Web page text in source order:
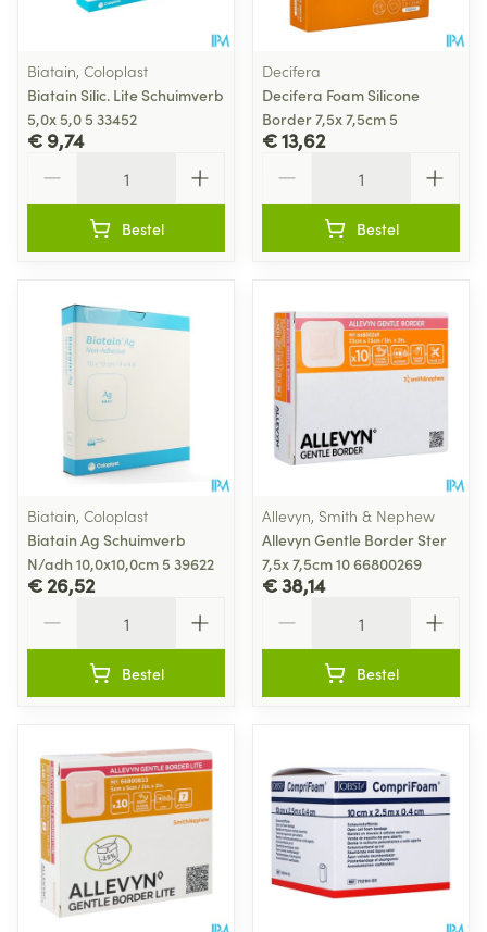
Biatain, Coloplast
Biatain Silic. Lite Schuimverb
5,0x 5,0 5 33452
€ 9,74
Bestel
Decifera
Decifera Foam Silicone
Border 7,5x 7,5cm 5
€ 13,62
Bestel
Biatain, Coloplast
Biatain Ag Schuimverb
N/adh 10,0x10,0cm 5 39622
€ 26,52
Bestel
Allevyn, Smith & Nephew
Allevyn Gentle Border Ster
7,5x 7,5cm 10 66800269
€ 38,14
Bestel